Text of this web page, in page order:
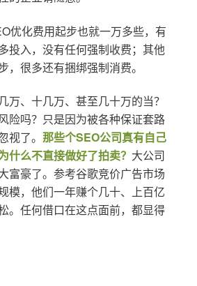
优化费用起步也就一万多些，有
投入，没有任何强制收费；其他
，很多还有捆绑强制消费。
万、十几万、甚至几十万的当？
险吗？只是因为被各种保证套路
视了。 那些个SEO公司真有自己
什么不直接做好了拍卖？ 大公司
富豪了。参考谷歌竞价广告市场
模，他们一年赚个几十、上百亿
。任何借口在这点面前，都显得